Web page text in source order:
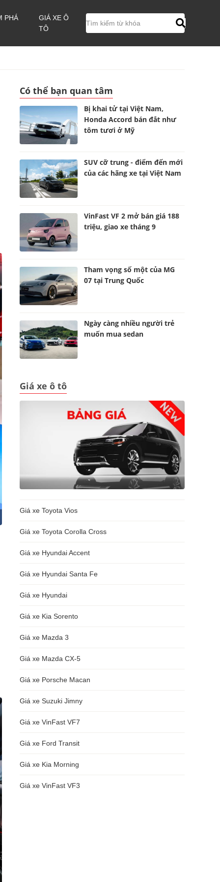
PHÁ
GIÁ XE Ô
TÔ
Có thể bạn quan tâm
Bị khai tử tại Việt Nam,
Honda Accord bán đắt như
tôm tươi ở Mỹ
SUV cỡ trung - điểm đến mới
của các hãng xe tại Việt Nam
VinFast VF 2 mở bán giá 188
triệu, giao xe tháng 9
Tham vọng số một của MG
07 tại Trung Quốc
Ngày càng nhiều người trẻ
muốn mua sedan
Giá xe ô tô
Giá xe Toyota Vios
Giá xe Toyota Corolla Cross
Giá xe Hyundai Accent
Giá xe Hyundai Santa Fe
Giá xe Hyundai
Giá xe Kia Sorento
Giá xe Mazda 3
Giá xe Mazda CX-5
Giá xe Porsche Macan
Giá xe Suzuki Jimny
Giá xe VinFast VF7
Giá xe Ford Transit
Giá xe Kia Morning
Giá xe VinFast VF3